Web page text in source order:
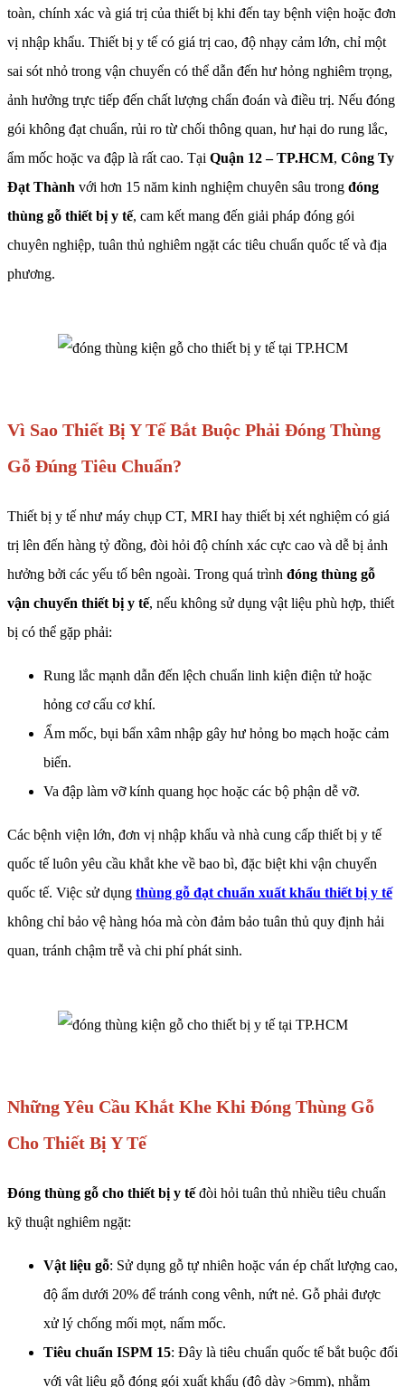
toàn, chính xác và giá trị của thiết bị khi đến tay bệnh viện hoặc đơn
vị nhập khẩu. Thiết bị y tế có giá trị cao, độ nhạy cảm lớn, chỉ một
sai sót nhỏ trong vận chuyển có thể dẫn đến hư hỏng nghiêm trọng,
ảnh hưởng trực tiếp đến chất lượng chẩn đoán và điều trị. Nếu đóng
gói không đạt chuẩn, rủi ro từ chối thông quan, hư hại do rung lắc,
ẩm mốc hoặc va đập là rất cao. Tại Quận 12 – TP.HCM, Công Ty
Đạt Thành với hơn 15 năm kinh nghiệm chuyên sâu trong đóng
thùng gỗ thiết bị y tế, cam kết mang đến giải pháp đóng gói
chuyên nghiệp, tuân thủ nghiêm ngặt các tiêu chuẩn quốc tế và địa
phương.
Vì Sao Thiết Bị Y Tế Bắt Buộc Phải Đóng Thùng
Gỗ Đúng Tiêu Chuẩn?
Thiết bị y tế như máy chụp CT, MRI hay thiết bị xét nghiệm có giá
trị lên đến hàng tỷ đồng, đòi hỏi độ chính xác cực cao và dễ bị ảnh
hưởng bởi các yếu tố bên ngoài. Trong quá trình đóng thùng gỗ
vận chuyển thiết bị y tế, nếu không sử dụng vật liệu phù hợp, thiết
bị có thể gặp phải:
Rung lắc mạnh dẫn đến lệch chuẩn linh kiện điện tử hoặc
hỏng cơ cấu cơ khí.
Ẩm mốc, bụi bẩn xâm nhập gây hư hỏng bo mạch hoặc cảm
biến.
Va đập làm vỡ kính quang học hoặc các bộ phận dễ vỡ.
Các bệnh viện lớn, đơn vị nhập khẩu và nhà cung cấp thiết bị y tế
quốc tế luôn yêu cầu khắt khe về bao bì, đặc biệt khi vận chuyển
quốc tế. Việc sử dụng thùng gỗ đạt chuẩn xuất khẩu thiết bị y tế
không chỉ bảo vệ hàng hóa mà còn đảm bảo tuân thủ quy định hải
quan, tránh chậm trễ và chi phí phát sinh.
Những Yêu Cầu Khắt Khe Khi Đóng Thùng Gỗ
Cho Thiết Bị Y Tế
Đóng thùng gỗ cho thiết bị y tếđòi hỏi tuân thủ nhiều tiêu chuẩn
kỹ thuật nghiêm ngặt:
Vật liệu gỗ: Sử dụng gỗ tự nhiên hoặc ván ép chất lượng cao,
độ ẩm dưới 20% để tránh cong vênh, nứt nẻ. Gỗ phải được
xử lý chống mối mọt, nấm mốc.
Tiêu chuẩn ISPM 15: Đây là tiêu chuẩn quốc tế bắt buộc đối
với vật liệu gỗ đóng gói xuất khẩu (độ dày >6mm), nhằm